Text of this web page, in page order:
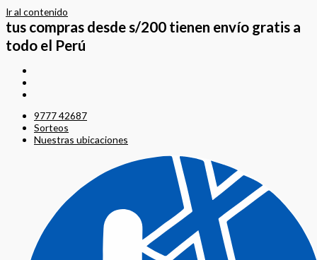
Ir al contenido
tus compras desde s/200 tienen envío gratis a
todo el Perú
9777 42687
Sorteos
Nuestras ubicaciones